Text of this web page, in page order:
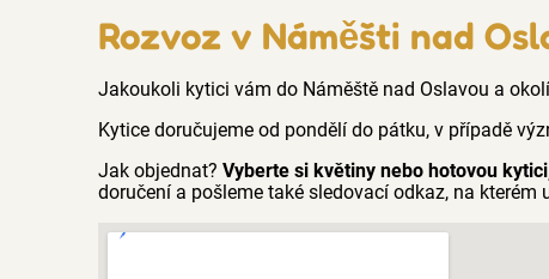
Rozvoz v Náměšti nad
Jakoukoli kytici vám do Náměště nad Oslavou a okolí
Kytice doručujeme od pondělí do pátku, v případě
Jak objednat? Vyberte si květiny nebo hotovou
doručení a pošleme také sledovací odkaz, na kterém